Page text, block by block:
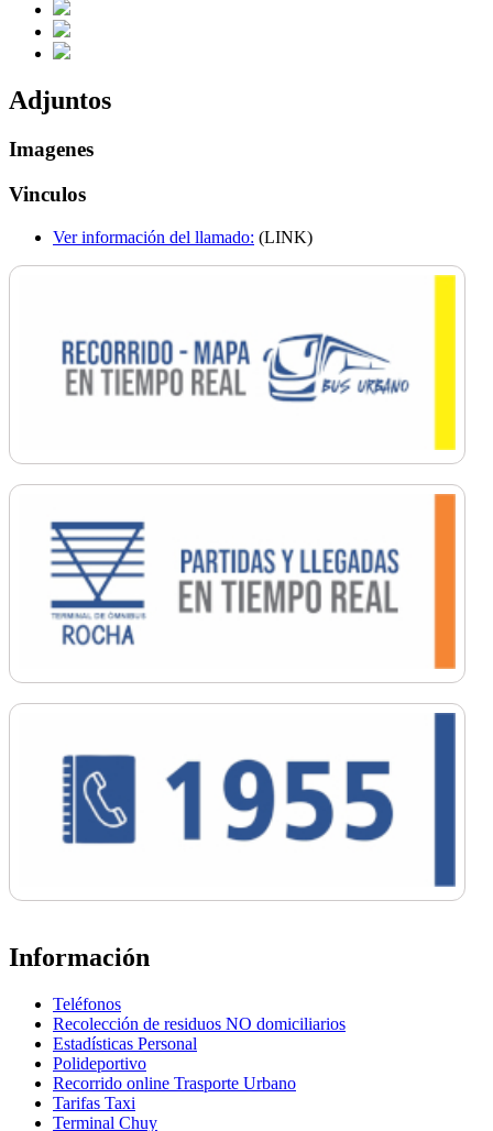
Adjuntos
Imagenes
Vinculos
Ver información del llamado: (LINK)
Información
Teléfonos
Recolección de residuos NO domiciliarios
Estadísticas Personal
Polideportivo
Recorrido online Trasporte Urbano
Tarifas Taxi
Terminal Chuy